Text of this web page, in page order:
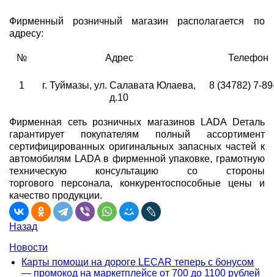
Фирменный розничный магазин располагается по
адресу:
№ Адрес Телефон
1
г. Туймазы, ул. Салавата Юлаева,
д.10
8 (34782) 7-
Фирменная сеть розничных магазинов LADA Dеталь
гарантирует покупателям полный ассортимент
сертифицированных оригинальных запасных частей к
автомобилям LADA в фирменной упаковке, грамотную
техническую консультацию со стороны
торгового персонала, конкурентоспособные цены и
качество продукции.
Назад
Новости
Карты помощи на дороге LECAR теперь с бонусом
— промокод на маркетплейсе от 700 до 1100 рублей